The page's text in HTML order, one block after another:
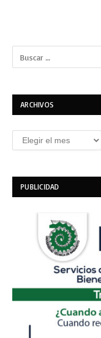
ARCHIVOS
Archivos
PUBLICIDAD